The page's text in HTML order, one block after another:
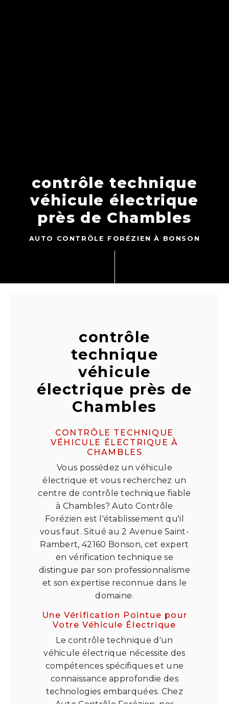
contrôle technique
véhicule électrique
près de Chambles
AUTO CONTRÔLE FORÉZIEN À BONSON
contrôle
technique
véhicule
électrique près de
Chambles
CONTRÔLE TECHNIQUE
VÉHICULE ÉLECTRIQUE À
CHAMBLES
Vous possédez un véhicule
électrique et vous recherchez un
centre de contrôle technique fiable
à Chambles? Auto Contrôle
Forézien est l'établissement qu'il
vous faut. Situé au 2 Avenue Saint-
Rambert, 42160 Bonson, cet expert
en vérification technique se
distingue par son professionnalisme
et son expertise reconnue dans le
domaine.
Une Vérification Pointue pour
Votre Véhicule Électrique
Le contrôle technique d'un
véhicule électrique nécessite des
compétences spécifiques et une
connaissance approfondie des
technologies embarquées. Chez